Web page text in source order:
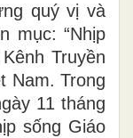
quý vị và
mục: “Nhịp
Truyền
Nam. Trong
11 tháng
sống Giáo